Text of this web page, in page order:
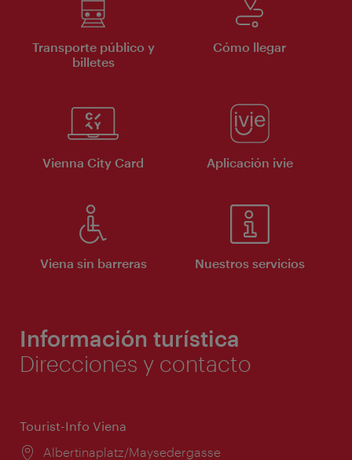
Transporte público y
billetes
Cómo llegar
Vienna City Card Aplicación ivie
Viena sin barreras Nuestros servicios
Información turística
Direcciones y contacto
Tourist-Info Viena
Lugar:
Albertinaplatz/Maysedergasse